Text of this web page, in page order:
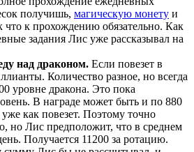
получишь, магическую монету и
что к прохождению обязательно. Как
задания Лис уже рассказывал на
над драконом. Если повезет в
Количество разное, но всегда
уровне дракона. Это пока
В награде может быть и по 880
как повезет. Поэтому точно
но Лис предположит, что в среднем
Получается 11200 за ротацию.